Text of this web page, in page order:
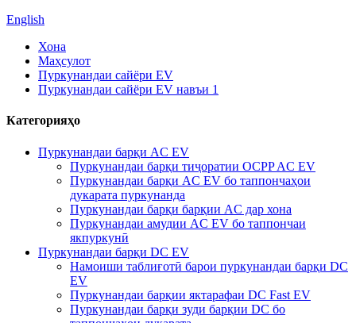
English
Хона
Маҳсулот
Пуркунандаи сайёри EV
Пуркунандаи сайёри EV навъи 1
Категорияҳо
Пуркунандаи барқи AC EV
Пуркунандаи барқи тиҷоратии OCPP AC EV
Пуркунандаи барқи AC EV бо таппончаҳои
дукарата пуркунанда
Пуркунандаи барқи барқии AC дар хона
Пуркунандаи амудии AC EV бо таппончаи
якпуркунӣ
Пуркунандаи барқи DC EV
Намоиши таблиғотӣ барои пуркунандаи барқи DC
EV
Пуркунандаи барқии яктарафаи DC Fast EV
Пуркунандаи барқи зуди барқии DC бо